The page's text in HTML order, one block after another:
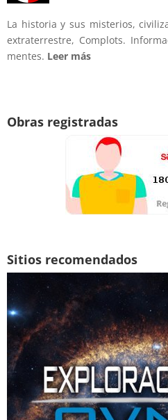
La historia y sus misterios,
extraterrestre, Complots.
mentes. Leer más
Obras registradas
Sitios recomendados